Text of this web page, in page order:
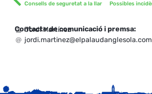
Consells de seguretat a la llar
Contacte de comunicació i premsa:
Jordi Martínez
jordi.martinez@elpalaudanglesola.com